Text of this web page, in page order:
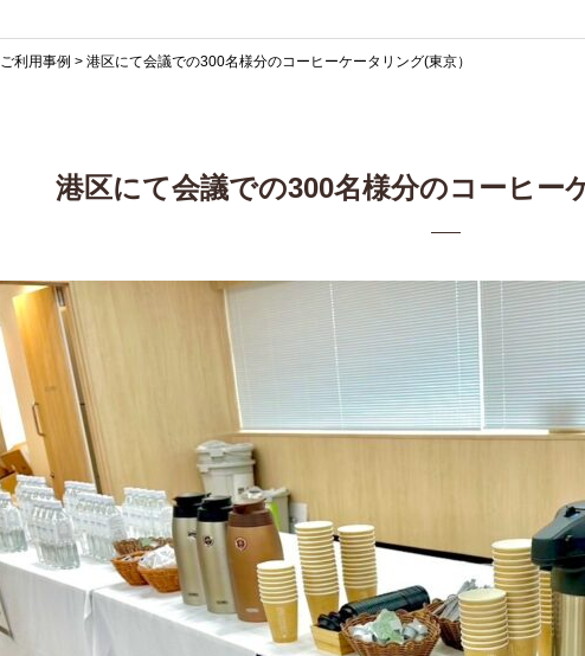
ご利用事例 > 港区にて会議での300名様分のコーヒーケータリング(東京）
港区にて会議での300名様分のコーヒー